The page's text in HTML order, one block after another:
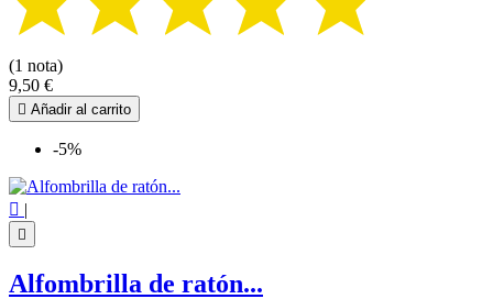
(1 nota)
9,50 €
 Añadir al carrito
-5%
 |

Alfombrilla de ratón...